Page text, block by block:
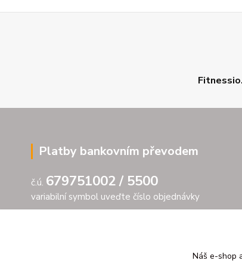
Platby bankovním převodem
č.ú. 679751002 / 5500
variabilní symbol uveďte číslo objednávky
Náš e-shop